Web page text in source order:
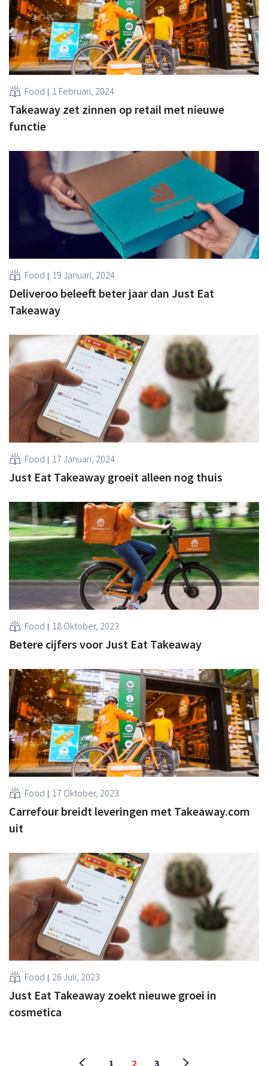
Food 1 Februari, 2024
Takeaway zet zinnen op retail met nieuwe
functie
Food 19 Januari, 2024
Deliveroo beleeft beter jaar dan Just Eat
Takeaway
Food 17 Januari, 2024
Just Eat Takeaway groeit alleen nog thuis
Food 18 Oktober, 2023
Betere cijfers voor Just Eat Takeaway
Food 17 Oktober, 2023
Carrefour breidt leveringen met Takeaway.com
uit
Food 26 Juli, 2023
Just Eat Takeaway zoekt nieuwe groei in
cosmetica
1 2 3